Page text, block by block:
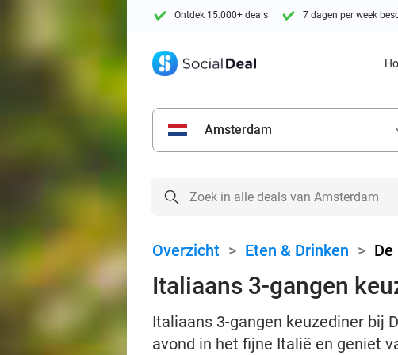
Ontdek 15.000+ deals 7 dagen per week
Amsterdam
Overzicht > Eten & Drinken >
Italiaans 3-gangen
Italiaans 3-gangen keuzediner bij
avond in het fijne Italië en geniet